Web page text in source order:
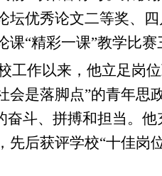
坛优秀论文二等奖、
课“精彩一课”教学比
工作以来，他立足岗
会是落脚点”的青年思
奋斗、拼搏和担当。
先后获评学校“十佳岗